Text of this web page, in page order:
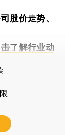
股价走势、
了解行业动